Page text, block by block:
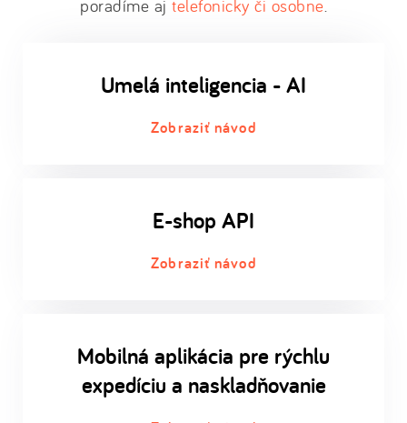
poradíme aj telefonicky či osobne.
Umelá inteligencia - AI
Zobraziť návod
E-shop API
Zobraziť návod
Mobilná aplikácia pre rýchlu
expedíciu a naskladňovanie